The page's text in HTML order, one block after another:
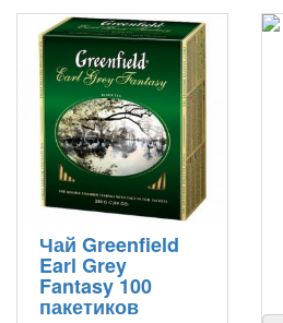
Чай Greenfield
Earl Grey
Fantasy 100
пакетиков